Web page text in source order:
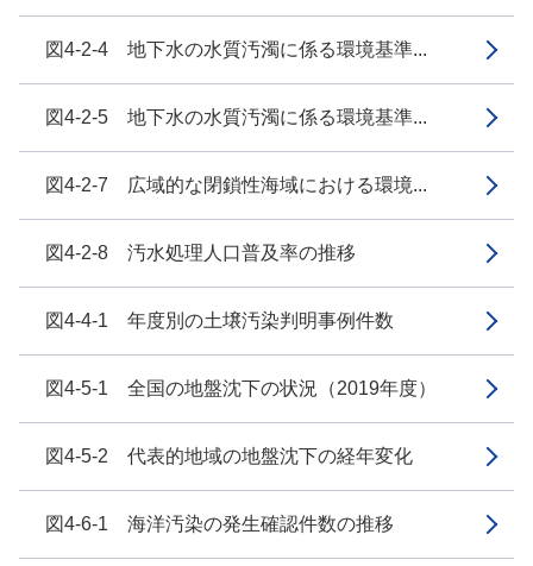
図4-2-4 地下水の水質汚濁に係る環境基準...
図4-2-5 地下水の水質汚濁に係る環境基準...
図4-2-7 広域的な閉鎖性海域における環境...
図4-2-8 汚水処理人口普及率の推移
図4-4-1 年度別の土壌汚染判明事例件数
図4-5-1 全国の地盤沈下の状況（2019年度）
図4-5-2 代表的地域の地盤沈下の経年変化
図4-6-1 海洋汚染の発生確認件数の推移